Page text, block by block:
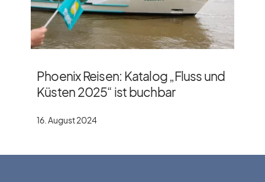
Phoenix Reisen: Katalog „Fluss und
Küsten 2025“ ist buchbar
16. August 2024